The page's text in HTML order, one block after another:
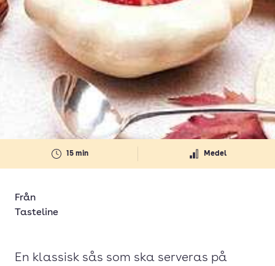
15 min Medel
Från
Tasteline
En klassisk sås som ska serveras på